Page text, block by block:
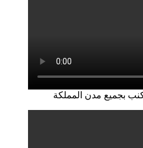
بجميع مدن المملكة